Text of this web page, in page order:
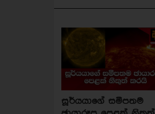
සූර්යයාගේ සමීපතම